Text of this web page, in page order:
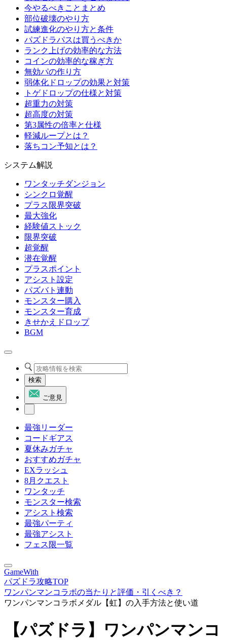
今やるべきことまとめ
部位破壊のやり方
試練進化のやり方と条件
パズドラパスは買うべきか
ランク上げの効率的な方法
コインの効率的な稼ぎ方
無効パの作り方
弱体化ドロップの効果と対策
トゲドロップの仕様と対策
超重力の対策
超高度の対策
第3属性の倍率と仕様
軽減ループとは？
落ちコン予知とは？
システム解説
ワンタッチダンジョン
シンクロ覚醒
プラス限界突破
最大強化
経験値ストック
限界突破
超覚醒
潜在覚醒
プラスポイント
アシスト設定
パズバト連動
モンスター購入
モンスター育成
きせかえドロップ
BGM
検索
ご意見
最強リーダー
コードギアス
夏休みガチャ
おすすめガチャ
EXラッシュ
8月クエスト
ワンタッチ
モンスター検索
アシスト検索
最強パーティ
最強アシスト
フェス限一覧
GameWith
パズドラ攻略TOP
ワンパンマンコラボの当たりと評価・引くべき？
ワンパンマンコラボメダル【虹】の入手方法と使い道
【パズドラ】ワンパンマンコ